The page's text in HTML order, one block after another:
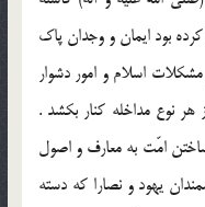
بود ايمان و وجدان پاك
مشكلات اسلام و امور دشوار
نوع مداخله كنار بكشد .
امّت به معارف و اصول
يهود و نصارا كه دسته